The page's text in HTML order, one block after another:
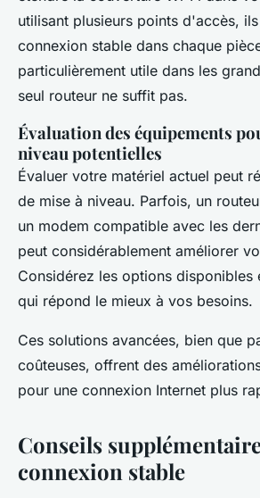
utilisant plusieurs points d'accès,
connexion stable dans chaque
particulièrement utile dans les
seul routeur ne suffit pas.
Évaluation des équipements
niveau potentielles
Évaluer votre matériel actuel peut
de mise à niveau. Parfois, un
un modem compatible avec les
peut considérablement améliorer
Considérez les options disponibles
qui répond le mieux à vos besoins.
Ces solutions avancées, bien que
coûteuses, offrent des
pour une connexion Internet plus
Conseils
connexion stable